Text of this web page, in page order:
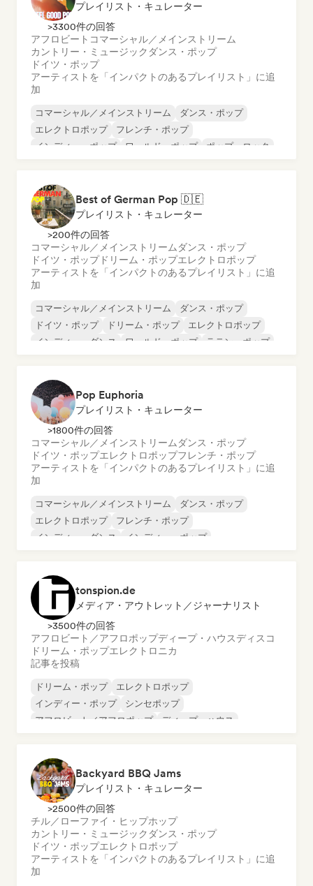
プレイリスト・キュレーター
>3300件の回答
アフロビート コマーシャル／メインストリーム
カントリー・ミュージック ダンス・ポップ
ドイツ・ポップ
アーティストを「インパクトのあるプレイリスト」に追
加
コマーシャル／メインストリーム
ダンス・ポップ
エレクトロポップ
フレンチ・ポップ
インディー・ポップ
ワールド・ポップ
ポップ・ロック
Best of German Pop 🇩🇪
プレイリスト・キュレーター
>200件の回答
コマーシャル／メインストリーム ダンス・ポップ
ドイツ・ポップドリーム・ポップエレクトロポップ
アーティストを「インパクトのあるプレイリスト」に追
加
コマーシャル／メインストリーム
ダンス・ポップ
ドイツ・ポップ
ドリーム・ポップ
エレクトロポップ
インディー・ダンス
ワールド・ポップ ラテン・ポップ
Pop Euphoria
プレイリスト・キュレーター
>1800件の回答
コマーシャル／メインストリーム ダンス・ポップ
ドイツ・ポップエレクトロポップフレンチ・ポップ
アーティストを「インパクトのあるプレイリスト」に追
加
コマーシャル／メインストリーム
ダンス・ポップ
エレクトロポップ
フレンチ・ポップ
インディー・ダンス
インディー・ポップ
tonspion.de
メディア・アウトレット／ジャーナリスト
>3500件の回答
アフロビート／アフロポップディープ・ハウスディスコ
ドリーム・ポップエレクトロニカ
記事を投稿
ドリーム・ポップ
エレクトロポップ
インディー・ポップ
シンセポップ
アフロビート／アフロポップ
ディープ・ハウス
Backyard BBQ Jams
プレイリスト・キュレーター
>2500件の回答
チル／ローファイ・ヒップホップ
カントリー・ミュージック ダンス・ポップ
ドイツ・ポップエレクトロポップ
アーティストを「インパクトのあるプレイリスト」に追
加